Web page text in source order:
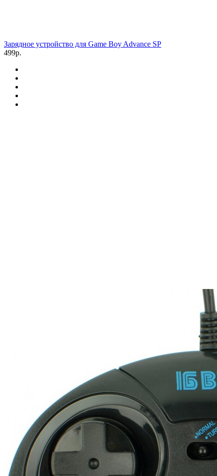
Зарядное устройство для Game Boy Advance SP
499р.